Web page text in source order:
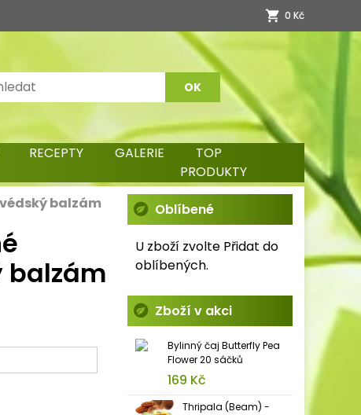
0 Kč
RECEPTY GALERIE
TOP
PRODUKTY
balzám
balzám
Oblíbené
U zboží zvolte Přidat do
oblíbených.
Zboží v akci
Bylinný čaj Butterfly Pea
Flower 20 sáčků
169 Kč
Thripala (Beam) -